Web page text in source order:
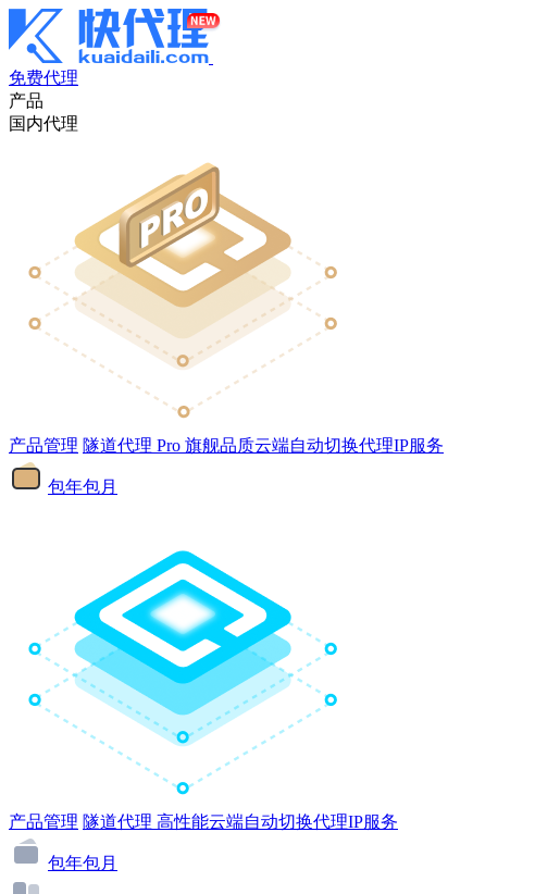
免费代理
产品
国内代理
产品管理 隧道代理 Pro 旗舰品质云端自动切换代理IP服务
包年包月
产品管理 隧道代理 高性能云端自动切换代理IP服务
包年包月